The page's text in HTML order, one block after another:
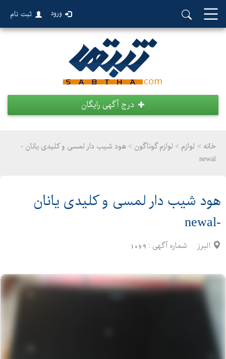
ورود ثبت نام
درج آگهی رایگان
خانه > لوازم > لوازم گوناگون > هود شیب دار لمسی و کلیدی یانان -
newal
هود شیب دار لمسی و کلیدی یانان
-newal
البرز شماره آگهی : 1069